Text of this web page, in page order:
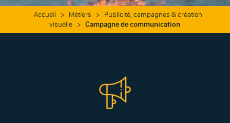
Accueil > Métiers >
Publicité, campagnes & création
visuelle
> Campagne de communication